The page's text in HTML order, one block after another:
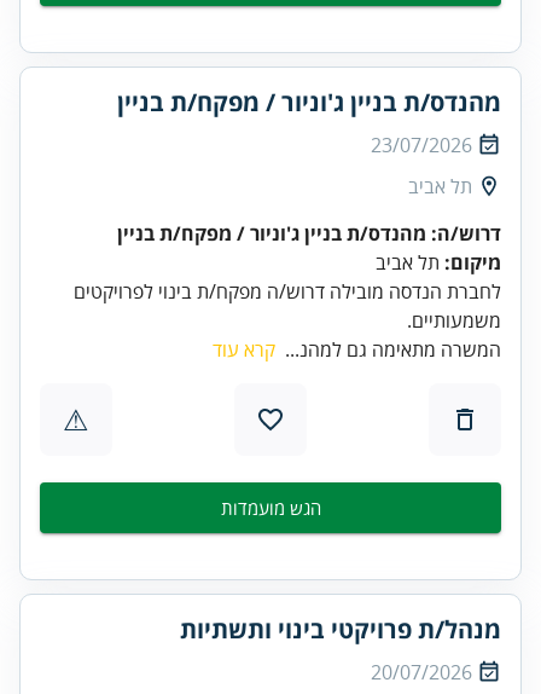
מהנדס/ת בניין ג'וניור / מפקח/ת בניין
23/07/2026
תל אביב
דרוש/ה: מהנדס/ת בניין ג'וניור / מפקח/ת בניין
מיקום: תל אביב
לחברת הנדסה מובילה דרוש/ה מפקח/ת בינוי לפרויקטים
משמעותיים.
המשרה מתאימה גם למהנ... קרא עוד
⚠
הגש מועמדות
מנהל/ת פרויקטי בינוי ותשתיות
20/07/2026